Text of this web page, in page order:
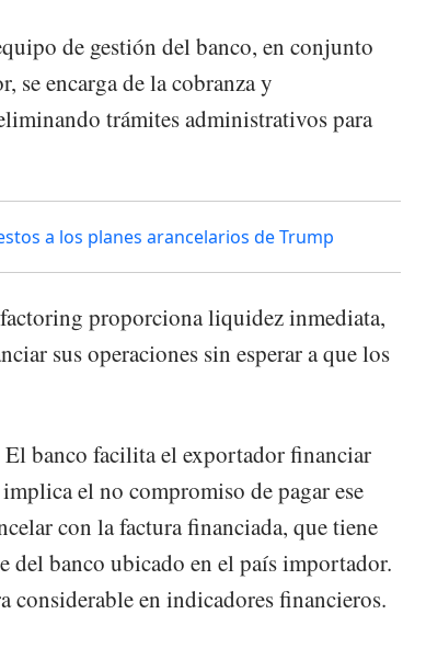
de gestión del banco, en conjunto
se encarga de la cobranza y
trámites administrativos para
a los planes arancelarios de Trump
proporciona liquidez inmediata,
sus operaciones sin esperar a que los
El banco facilita el exportador financiar
el no compromiso de pagar ese
con la factura financiada, que tiene
del banco ubicado en el país importador.
considerable en indicadores financieros.